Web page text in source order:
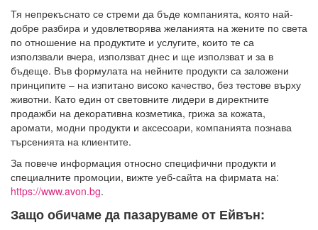
Тя непрекъснато се стреми да бъде компанията, която най-
добре разбира и удовлетворява желанията на жените по света
по отношение на продуктите и услугите, които те са
използвали вчера, използват днес и ще използват и за в
бъдеще. Във формулата на нейните продукти са заложени
принципите – на изпитано високо качество, без тестове върху
животни. Като един от световните лидери в директните
продажби на декоративна козметика, грижа за кожата,
аромати, модни продукти и аксесоари, компанията познава
търсенията на клиентите.
За повече информация относно специфични продукти и
специалните промоции, вижте уеб-сайта на фирмата на:
https://www.avon.bg.
Защо обичаме да пазаруваме от Ейвън: